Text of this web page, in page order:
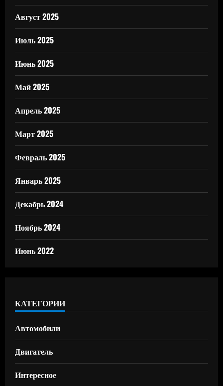
Август 2025
Июль 2025
Июнь 2025
Май 2025
Апрель 2025
Март 2025
Февраль 2025
Январь 2025
Декабрь 2024
Ноябрь 2024
Июнь 2022
КАТЕГОРИИ
Автомобили
Двигатель
Интересное